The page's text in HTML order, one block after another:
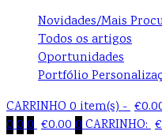
Novidades/Mais
Todos os artigos
Oportunidades
Portfólio
CARRINHO0 item(s) - €
000 €0.000CARRINHO: €